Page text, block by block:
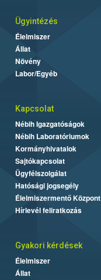
Ügyintézés
Élelmiszer
Állat
Növény
Labor/Egyéb
Kapcsolat
Nébih Igazgatóságok
Nébih Laboratóriumok
Kormányhivatalok
Sajtókapcsolat
Ügyfélszolgálat
Hatósági jogsegély
Élelmiszermentő Központ
Hírlevél feliratkozás
Gyakori kérdések
Élelmiszer
Állat